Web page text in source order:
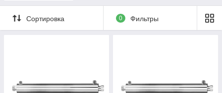
Сортировка 0 Фильтры